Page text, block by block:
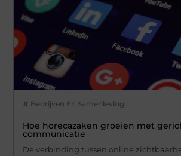
Bedrijven En Samenleving
Hoe horecazaken groeien met
communicatie
De verbinding tussen online